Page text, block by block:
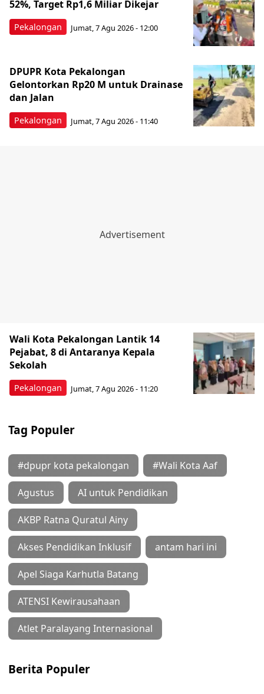
Pekalongan
52%, Target Rp1,6 Miliar Dikejar
Jumat, 7 Agu 2026 - 12:00
Pekalongan
DPUPR Kota Pekalongan
Gelontorkan Rp20 M untuk Drainase
dan Jalan
Jumat, 7 Agu 2026 - 11:40
Pekalongan
Wali Kota Pekalongan Lantik 14
Pejabat, 8 di Antaranya Kepala
Sekolah
Jumat, 7 Agu 2026 - 11:20
Tag Populer
#dpupr kota pekalongan #Wali Kota Aaf
Agustus AI untuk Pendidikan
AKBP Ratna Quratul Ainy
Akses Pendidikan Inklusif antam hari ini
Apel Siaga Karhutla Batang
ATENSI Kewirausahaan
Atlet Paralayang Internasional
Berita Populer